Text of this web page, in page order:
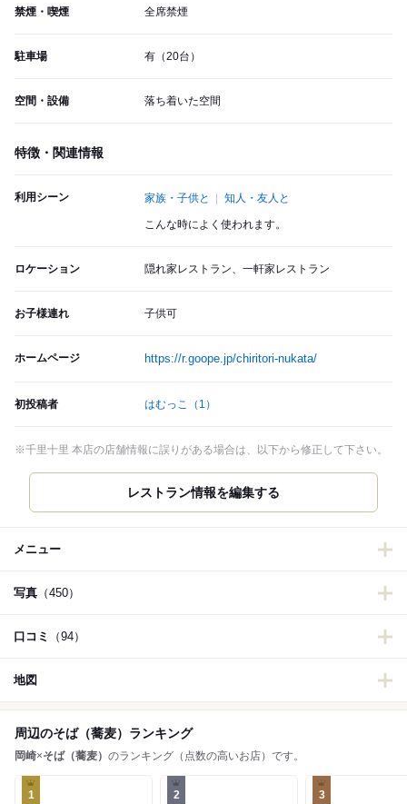
禁煙・喫煙 全席禁煙
駐車場 有（20台）
空間・設備 落ち着いた空間
特徴・関連情報
利用シーン 家族・子供と 知人・友人と
こんな時によく使われます。
ロケーション 隠れ家レストラン、一軒家レストラン
お子様連れ 子供可
ホームページ https://r.goope.jp/chiritori-nukata/
初投稿者 はむっこ （1）
※千里十里 本店の店舗情報に誤りがある場合は、以下から修正して下さい。
レストラン情報を編集する
メニュー
写真 （450）
口コミ （94）
地図
周辺のそば（蕎麦）ランキング
岡崎×そば（蕎麦） のランキング（点数の高いお店）です。
1 2 3